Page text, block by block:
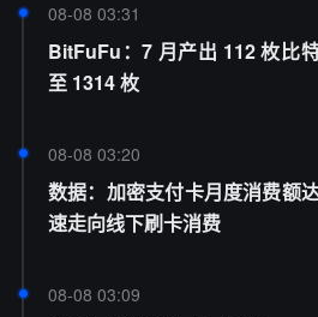
08-08 03:31
BitFuFu：7 月产出 112 枚比
至 1314 枚
08-08 03:20
数据：加密支付卡月度消费额
速走向线下刷卡消费
08-08 03:09